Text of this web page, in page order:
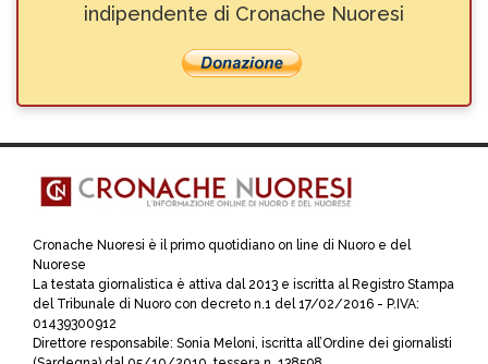
indipendente di Cronache Nuoresi
Cronache Nuoresi è il primo quotidiano on line di Nuoro e del
Nuorese
La testata giornalistica è attiva dal 2013 e iscritta al Registro Stampa
del Tribunale di Nuoro con decreto n.1 del 17/02/2016 - P.IVA:
01439300912
Direttore responsabile: Sonia Meloni, iscritta all’Ordine dei giornalisti